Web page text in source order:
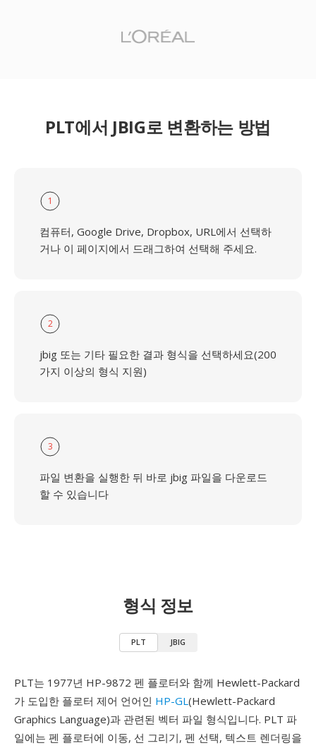
PLT에서 JBIG로 변환하는 방법
1
컴퓨터, Google Drive, Dropbox, URL에서 선택하
거나 이 페이지에서 드래그하여 선택해 주세요.
2
jbig 또는 기타 필요한 결과 형식을 선택하세요(200
가지 이상의 형식 지원)
3
파일 변환을 실행한 뒤 바로 jbig 파일을 다운로드
할 수 있습니다
형식 정보
PLT JBIG
PLT는 1977년 HP-9872 펜 플로터와 함께 Hewlett-Packard
가 도입한 플로터 제어 언어인 HP-GL(Hewlett-Packard
Graphics Language)과 관련된 벡터 파일 형식입니다. PLT 파
일에는 펜 플로터에 이동, 선 그리기, 펜 선택, 텍스트 렌더링을